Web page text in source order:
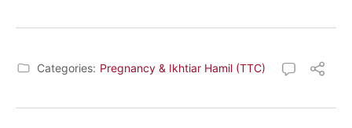
Categories: Pregnancy & Ikhtiar Hamil (TTC)